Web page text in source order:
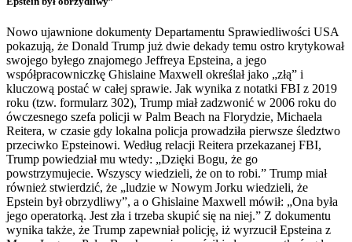
Nowo ujawnione dokumenty Departamentu Sprawiedliwości USA
pokazują, że Donald Trump już dwie dekady temu ostro krytykował
swojego byłego znajomego Jeffreya Epsteina, a jego
współpracowniczkę Ghislaine Maxwell określał jako „złą” i
kluczową postać w całej sprawie. Jak wynika z notatki FBI z 2019
roku (tzw. formularz 302), Trump miał zadzwonić w 2006 roku do
ówczesnego szefa policji w Palm Beach na Florydzie, Michaela
Reitera, w czasie gdy lokalna policja prowadziła pierwsze śledztwo
przeciwko Epsteinowi. Według relacji Reitera przekazanej FBI,
Trump powiedział mu wtedy: „Dzięki Bogu, że go
powstrzymujecie. Wszyscy wiedzieli, że on to robi.” Trump miał
również stwierdzić, że „ludzie w Nowym Jorku wiedzieli, że
Epstein był obrzydliwy”, a o Ghislaine Maxwell mówił: „Ona była
jego operatorką. Jest zła i trzeba skupić się na niej.” Z dokumentu
wynika także, że Trump zapewniał policję, iż wyrzucił Epsteina z